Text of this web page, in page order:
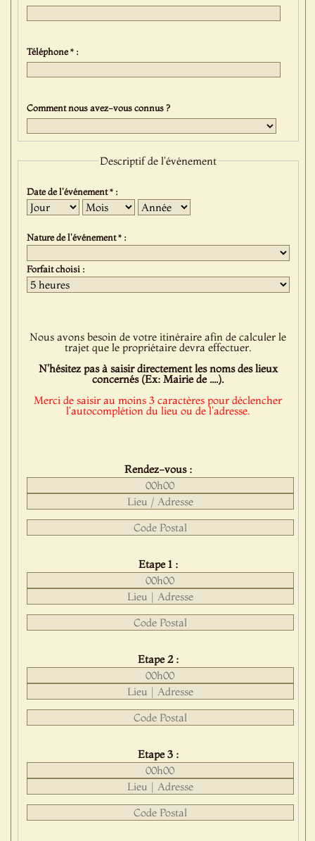
Téléphone * :
Comment nous avez-vous connus ?
Descriptif de l'événement
Date de l'événement * :
Jour Mois Année
Nature de l'événement * :
Forfait choisi :
Nous avons besoin de votre itinéraire afin de calculer le
trajet que le propriétaire devra effectuer.
N'hésitez pas à saisir directement les noms des lieux
concernés (Ex: Mairie de ....).
Merci de saisir au moins 3 caractères pour déclencher
l'autocomplétion du lieu ou de l'adresse.
Rendez-vous :
Etape 1 :
Etape 2 :
Etape 3 :